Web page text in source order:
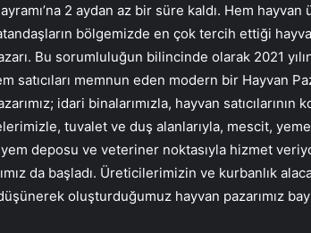
2 aydan az bir süre kaldı. Hem
bölgemizde en çok tercih ettiği
Bu sorumluluğun bilincinde olarak 2021
satıcıları memnun eden modern bir Hayvan
idari binalarımızla, hayvan
tuvalet ve duş alanlarıyla, mescit,
yem deposu ve veteriner noktasıyla hizmet
da başladı. Üreticilerimizin ve kurbanlık
oluşturduğumuz hayvan pazarımız